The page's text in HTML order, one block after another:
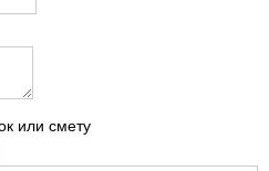
или смету